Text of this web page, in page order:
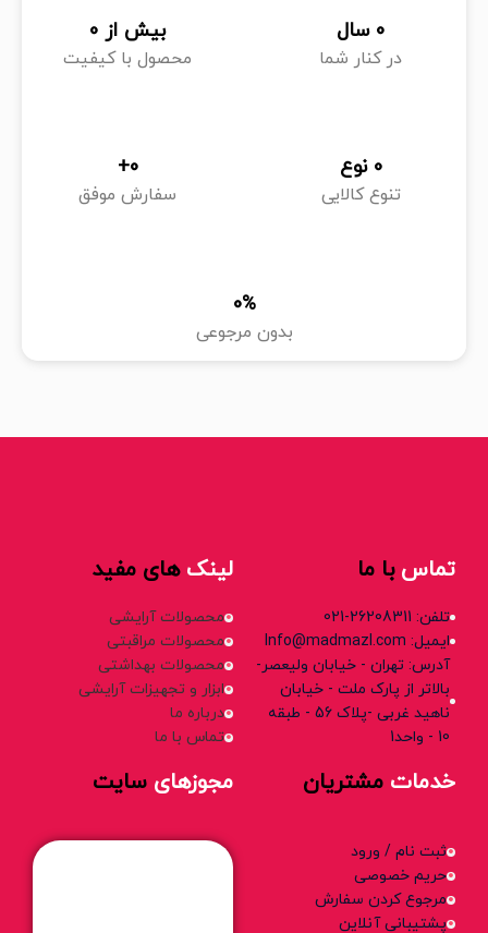
در کنار شما
0 سال
محصول با کیفیت
بیش از 0
تنوع کالایی
0 نوع
سفارش موفق
0
+
بدون مرجوعی
%
0
تماسبا ما
تلفن: 26208311-021
ایمیل: Info@madmazl.com
آدرس: تهران - خیابان ولیعصر-
بالاتر از پارک ملت - خیابان
ناهید غربی -پلاک 56 - طبقه
10 - واحد1
لینک های مفید
محصولات آرایشی
محصولات مراقبتی
محصولات بهداشتی
ابزار و تجهیزات آرایشی
درباره ما
تماس با ما
خدمات مشتریان
ثبت نام / ورود
حریم خصوصی
مرجوع کردن سفارش
پشتیبانی آنلاین
مجوزهای سایت